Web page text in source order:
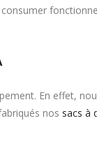
En effet,
nos sacs à